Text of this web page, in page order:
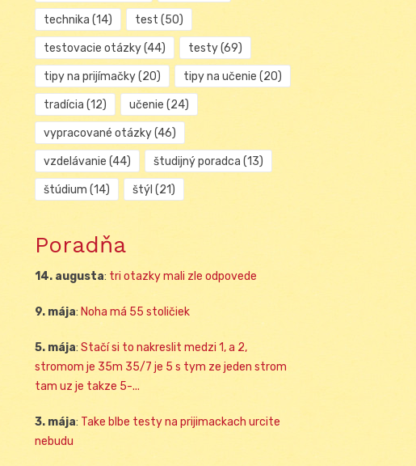
technika (14) test (50)
testovacie otázky(44) testy(69)
tipy na prijímačky(20) tipy na učenie (20)
tradícia (12) učenie (24)
vypracované otázky(46)
vzdelávanie (44) študijný poradca (13)
štúdium (14) štýl (21)
Poradňa
14. augusta: tri otazky mali zle odpovede
9. mája: Noha má 55 stoličiek
5. mája: Stačí si to nakreslit medzi 1, a 2,
stromom je 35m 35/7 je 5 s tym ze jeden strom
tam uz je takze 5-...
3. mája: Take blbe testy na prijimackach urcite
nebudu